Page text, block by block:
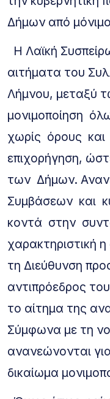
Δήμων από
Η Λαϊκή
αιτήματα του
Λήμνου, μεταξύ
μονιμοποίηση
χωρίς όρους και
επιχορήγηση,
των Δήμων.
Συμβάσεων και
κοντά στην
χαρακτηριστική
τη Διεύθυνση
αντιπρόεδρος
το αίτημα της
Σύμφωνα με τη
ανανεώνονται
δικαίωμα